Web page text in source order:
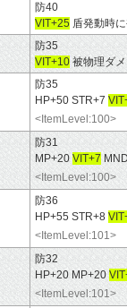
防40
VIT+25 盾発動時
防35
VIT+10 被物理ダ
防35
HP+50 STR+7
<ItemLevel:100>
防31
MP+20 VIT+7
<ItemLevel:100>
防36
HP+55 STR+8
<ItemLevel:101>
防32
HP+20 MP+20
<ItemLevel:101>